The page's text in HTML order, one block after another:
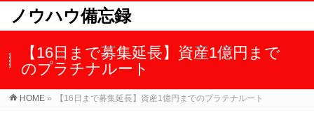
ノウハウ備忘録
【16日まで募集延長】資産1億円まで
のプラチナルート
HOME » 【16日まで募集延長】資産1億円までのプラチナルート